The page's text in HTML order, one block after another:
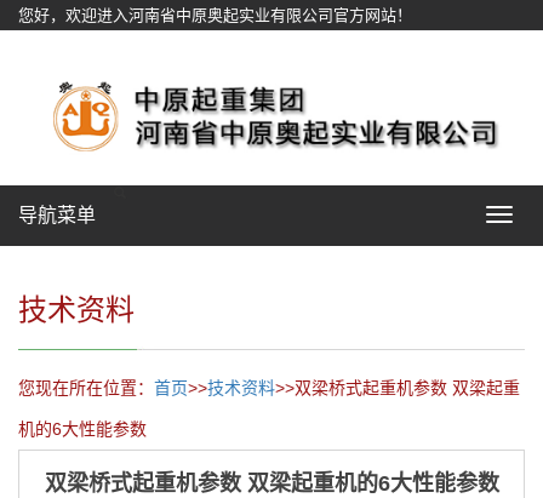
您好，欢迎进入河南省中原奥起实业有限公司官方网站！
Toggle
导航菜单
技术资料
您现在所在位置： 首页>>技术资料>>双梁桥式起重机参数 双梁起重
机的6大性能参数
双梁桥式起重机参数 双梁起重机的6大性能参数